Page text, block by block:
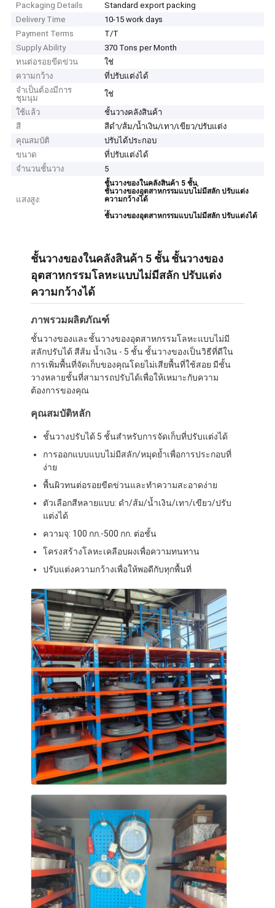
หน้าแรก
สินค้า
วิดีโอ
Packaging Details
Standard export packing
Delivery Time
10-15 work days
Payment Terms
T/T
Supply Ability
370 Tons per Month
ทนต่อรอยขีดข่วน
ใช่
ความกว้าง
ที่ปรับแต่งได้
จำเป็นต้องมีการ
ชุมนุม
ใช่
ใช้แล้ว
ชั้นวางคลังสินค้า
สี
สีดำ/ส้ม/น้ำเงิน/เทา/เขียว/ปรับแต่ง
คุณสมบัติ
ปรับได้ประกอบ
ขนาด
ที่ปรับแต่งได้
จำนวนชั้นวาง
5
แสงสูง:
ชั้นวางของในคลังสินค้า 5 ชั้น,
ชั้นวางของอุตสาหกรรมแบบไม่มีสลัก ปรับแต่ง
ความกว้างได้
,
ชั้นวางของอุตสาหกรรมแบบไม่มีสลัก ปรับแต่งได้
ชั้นวางของในคลังสินค้า 5 ชั้น ชั้นวางของ
อุตสาหกรรมโลหะแบบไม่มีสลัก ปรับแต่ง
ความกว้างได้
ภาพรวมผลิตภัณฑ์
ชั้นวางของและชั้นวางของอุตสาหกรรมโลหะแบบไม่มี
สลักปรับได้ สีส้ม น้ำเงิน - 5 ชั้น ชั้นวางของเป็นวิธีที่ดีใน
การเพิ่มพื้นที่จัดเก็บของคุณโดยไม่เสียพื้นที่ใช้สอย มีชั้น
วางหลายชั้นที่สามารถปรับได้เพื่อให้เหมาะกับความ
ต้องการของคุณ
คุณสมบัติหลัก
ชั้นวางปรับได้ 5 ชั้นสำหรับการจัดเก็บที่ปรับแต่งได้
การออกแบบแบบไม่มีสลัก/หมุดย้ำเพื่อการประกอบที่
ง่าย
พื้นผิวทนต่อรอยขีดข่วนและทำความสะอาดง่าย
ตัวเลือกสีหลายแบบ: ดำ/ส้ม/น้ำเงิน/เทา/เขียว/ปรับ
แต่งได้
ความจุ: 100 กก.-500 กก. ต่อชั้น
โครงสร้างโลหะเคลือบผงเพื่อความทนทาน
ปรับแต่งความกว้างเพื่อให้พอดีกับทุกพื้นที่